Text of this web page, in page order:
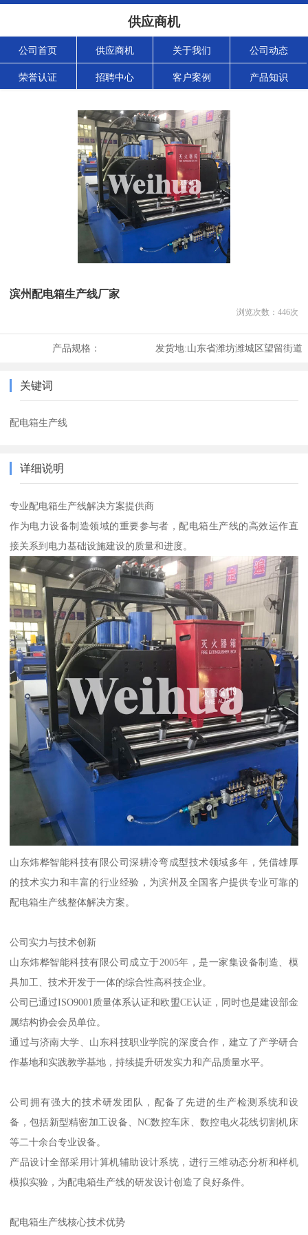
供应商机
公司首页 供应商机 关于我们 公司动态
荣誉认证 招聘中心 客户案例 产品知识
滨州配电箱生产线厂家
浏览次数： 446次
产品规格： 发货地:山东省潍坊潍城区望留街道
关键词
配电箱生产线
详细说明
专业配电箱生产线解决方案提供商
作为电力设备制造领域的重要参与者，配电箱生产线的高效运作直
接关系到电力基础设施建设的质量和进度。
山东炜桦智能科技有限公司深耕冷弯成型技术领域多年，凭借雄厚
的技术实力和丰富的行业经验，为滨州及全国客户提供专业可靠的
配电箱生产线整体解决方案。
公司实力与技术创新
山东炜桦智能科技有限公司成立于2005年，是一家集设备制造、模
具加工、技术开发于一体的综合性高科技企业。
公司已通过ISO9001质量体系认证和欧盟CE认证，同时也是建设部金
属结构协会会员单位。
通过与济南大学、山东科技职业学院的深度合作，建立了产学研合
作基地和实践教学基地，持续提升研发实力和产品质量水平。
公司拥有强大的技术研发团队，配备了先进的生产检测系统和设
备，包括新型精密加工设备、NC数控车床、数控电火花线切割机床
等二十余台专业设备。
产品设计全部采用计算机辅助设计系统，进行三维动态分析和样机
模拟实验，为配电箱生产线的研发设计创造了良好条件。
配电箱生产线核心技术优势